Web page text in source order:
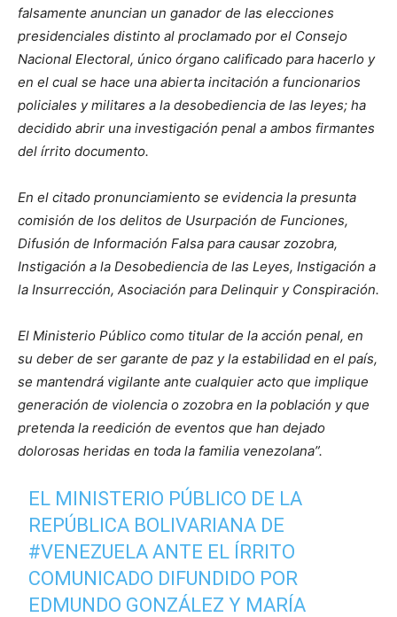
falsamente anuncian un ganador de las elecciones
presidenciales distinto al proclamado por el Consejo
Nacional Electoral, único órgano calificado para hacerlo y
en el cual se hace una abierta incitación a funcionarios
policiales y militares a la desobediencia de las leyes; ha
decidido abrir una investigación penal a ambos firmantes
del írrito documento.
En el citado pronunciamiento se evidencia la presunta
comisión de los delitos de Usurpación de Funciones,
Difusión de Información Falsa para causar zozobra,
Instigación a la Desobediencia de las Leyes, Instigación a
la Insurrección, Asociación para Delinquir y Conspiración.
El Ministerio Público como titular de la acción penal, en
su deber de ser garante de paz y la estabilidad en el país,
se mantendrá vigilante ante cualquier acto que implique
generación de violencia o zozobra en la población y que
pretenda la reedición de eventos que han dejado
dolorosas heridas en toda la familia venezolana”.
EL MINISTERIO PÚBLICO DE LA
REPÚBLICA BOLIVARIANA DE
#VENEZUELA ANTE EL ÍRRITO
COMUNICADO DIFUNDIDO POR
EDMUNDO GONZÁLEZ Y MARÍA